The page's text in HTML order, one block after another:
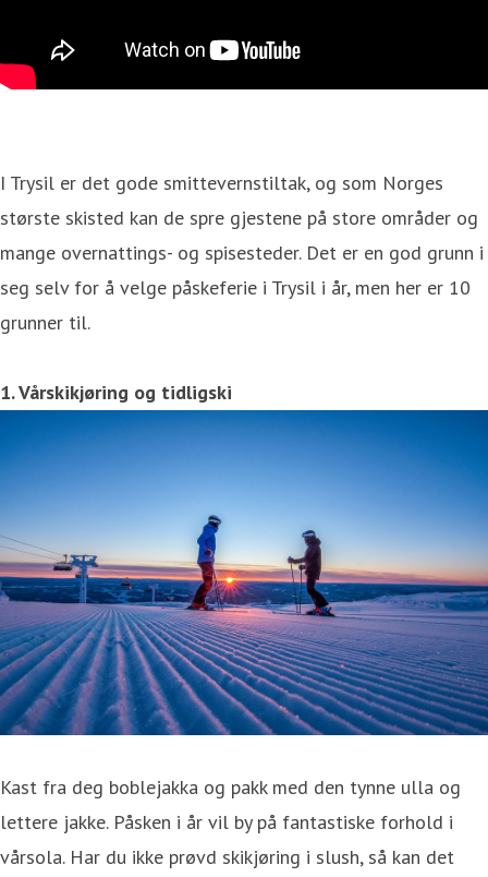
I Trysil er det gode smittevernstiltak, og som Norges
største skisted kan de spre gjestene på store områder og
mange overnattings- og spisesteder. Det er en god grunn i
seg selv for å velge påskeferie i Trysil i år, men her er 10
grunner til.
1. Vårskikjøring og tidligski
Kast fra deg boblejakka og pakk med den tynne ulla og
lettere jakke. Påsken i år vil by på fantastiske forhold i
vårsola. Har du ikke prøvd skikjøring i slush, så kan det